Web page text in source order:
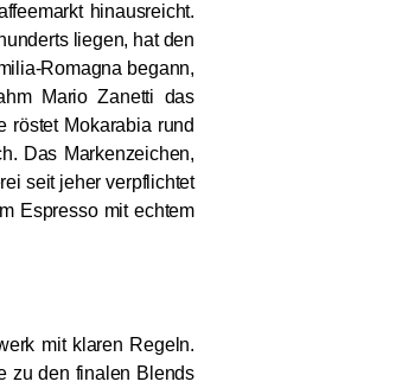
hinausreicht.
liegen, hat den
Romagna begann,
Mario Zanetti das
röstet Mokarabia rund
Das Markenzeichen,
seit jeher verpflichtet
Espresso mit echtem
mit klaren Regeln.
zu den finalen Blends